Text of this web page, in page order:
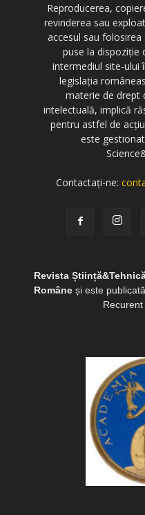
Reproducerea,
revinderea sau
accesul sau
puse la dispoziție
intermediul site-ului
legislația
materie de drept
intelectuală, implică
pentru astfel de
este
Contactați-ne:
Revista
Româneși este
Recurent